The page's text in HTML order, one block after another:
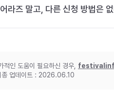
라즈 말고, 다른 신청 방법은
적인 도움이 필요하신 경우,
업데이트 : 2026.06.10